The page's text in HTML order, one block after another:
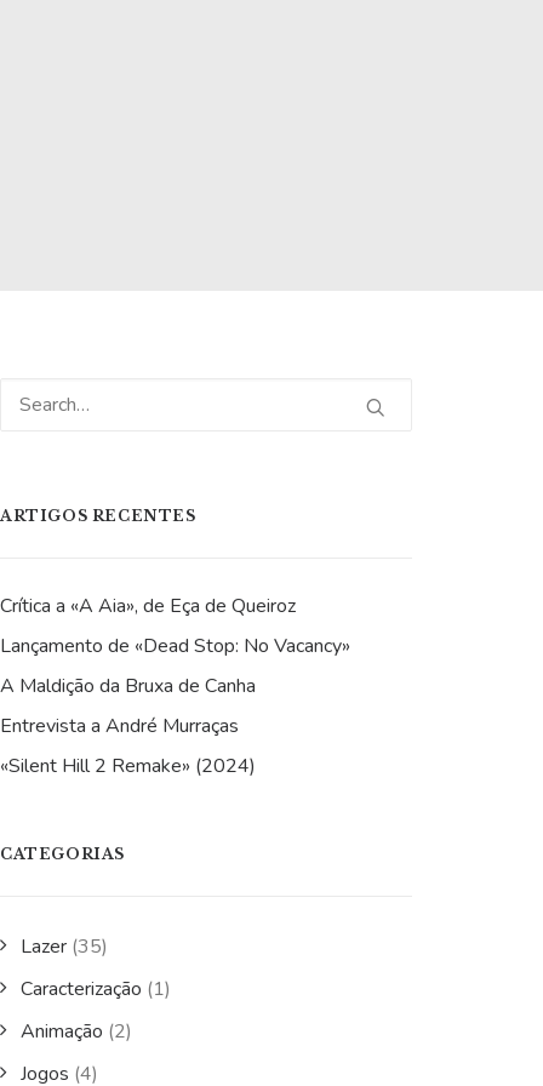
ARTIGOS RECENTES
Crítica a «A Aia», de Eça de Queiroz
Lançamento de «Dead Stop: No Vacancy»
A Maldição da Bruxa de Canha
Entrevista a André Murraças
«Silent Hill 2 Remake» (2024)
CATEGORIAS
Lazer (35)
Caracterização (1)
Animação (2)
Jogos (4)